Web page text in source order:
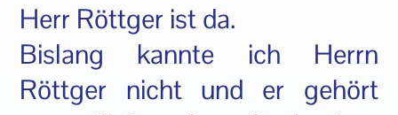
Herr Röttger ist da.
Bislang kannte ich Herrn
Röttger nicht und er gehört